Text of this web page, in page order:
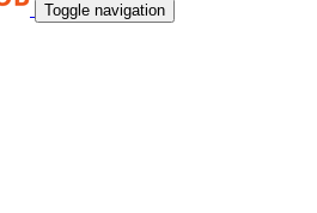
Toggle navigation